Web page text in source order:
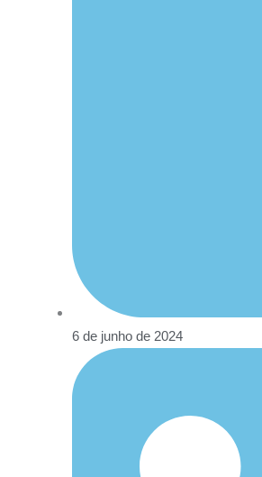
6 de junho de 2024